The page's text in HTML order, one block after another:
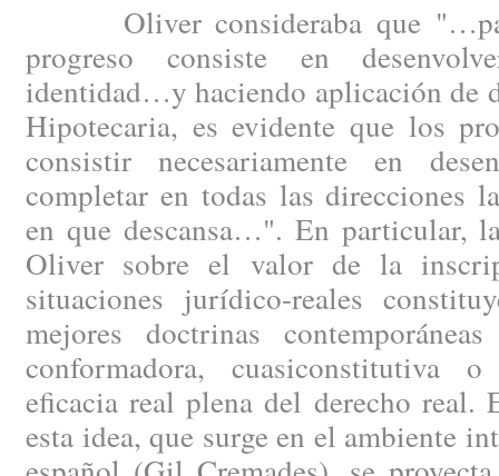
Oliver consideraba que
progreso consiste en
identidad…y haciendo aplicación de
Hipotecaria, es evidente que los
consistir necesariamente en
completar en todas las direcciones
en que descansa…". En particular,
Oliver sobre el valor de la
situaciones jurídico-reales
mejores doctrinas
conformadora, cuasiconstitutiva
eficacia real plena del derecho real.
esta idea, que surge en el ambiente